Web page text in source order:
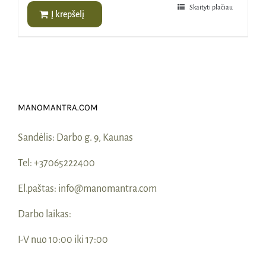
12,00€.
Į krepšelį
Skaityti plačiau
MANOMANTRA.COM
Sandėlis: Darbo g. 9, Kaunas
Tel: +37065222400
El.paštas: info@manomantra.com
Darbo laikas:
I-V nuo 10:00 iki 17:00